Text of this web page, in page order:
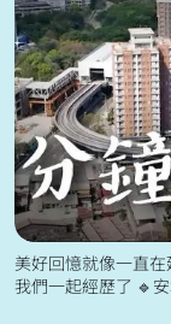
美好回憶就像一直
我們一起經歷了 🔹